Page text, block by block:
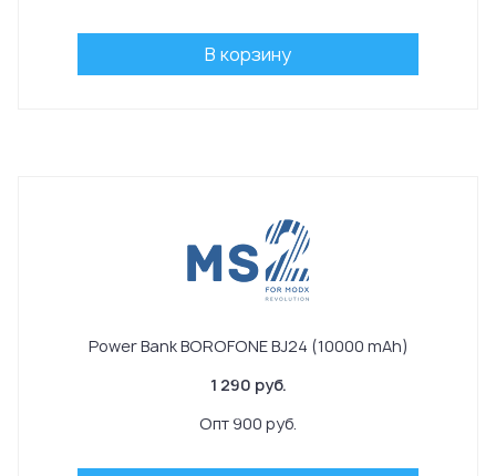
В корзину
Power Bank BOROFONE BJ24 (10000 mAh)
1 290 руб.
Опт 900 руб.